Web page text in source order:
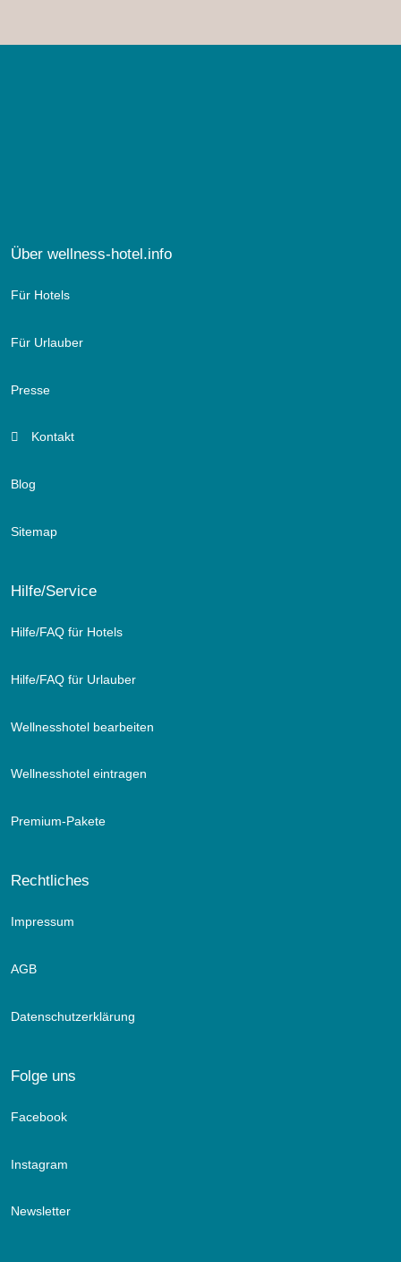
Über wellness-hotel.info
Für Hotels
Für Urlauber
Presse
Kontakt
Blog
Sitemap
Hilfe/Service
Hilfe/FAQ für Hotels
Hilfe/FAQ für Urlauber
Wellnesshotel bearbeiten
Wellnesshotel eintragen
Premium-Pakete
Rechtliches
Impressum
AGB
Datenschutzerklärung
Folge uns
Facebook
Instagram
Newsletter